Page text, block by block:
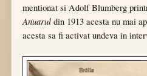
mentionat si Adolf Blumberg
Anuarul din 1913 acesta nu mai
acesta sa fi activat undeva in